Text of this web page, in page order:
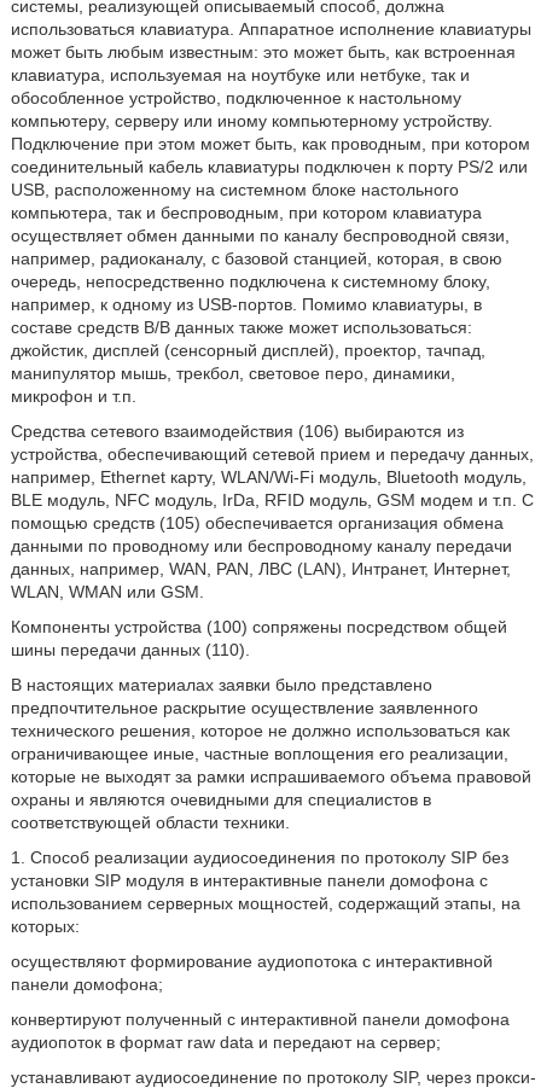
системы, реализующей описываемый способ, должна
использоваться клавиатура. Аппаратное исполнение клавиатуры
может быть любым известным: это может быть, как встроенная
клавиатура, используемая на ноутбуке или нетбуке, так и
обособленное устройство, подключенное к настольному
компьютеру, серверу или иному компьютерному устройству.
Подключение при этом может быть, как проводным, при котором
соединительный кабель клавиатуры подключен к порту PS/2 или
USB, расположенному на системном блоке настольного
компьютера, так и беспроводным, при котором клавиатура
осуществляет обмен данными по каналу беспроводной связи,
например, радиоканалу, с базовой станцией, которая, в свою
очередь, непосредственно подключена к системному блоку,
например, к одному из USB-портов. Помимо клавиатуры, в
составе средств В/В данных также может использоваться:
джойстик, дисплей (сенсорный дисплей), проектор, тачпад,
манипулятор мышь, трекбол, световое перо, динамики,
микрофон и т.п.
Средства сетевого взаимодействия (106) выбираются из
устройства, обеспечивающий сетевой прием и передачу данных,
например, Ethernet карту, WLAN/Wi-Fi модуль, Bluetooth модуль,
BLE модуль, NFC модуль, IrDa, RFID модуль, GSM модем и т.п. С
помощью средств (105) обеспечивается организация обмена
данными по проводному или беспроводному каналу передачи
данных, например, WAN, PAN, ЛВС (LAN), Интранет, Интернет,
WLAN, WMAN или GSM.
Компоненты устройства (100) сопряжены посредством общей
шины передачи данных (110).
В настоящих материалах заявки было представлено
предпочтительное раскрытие осуществление заявленного
технического решения, которое не должно использоваться как
ограничивающее иные, частные воплощения его реализации,
которые не выходят за рамки испрашиваемого объема правовой
охраны и являются очевидными для специалистов в
соответствующей области техники.
1. Способ реализации аудиосоединения по протоколу SIP без
установки SIP модуля в интерактивные панели домофона с
использованием серверных мощностей, содержащий этапы, на
которых:
осуществляют формирование аудиопотока с интерактивной
панели домофона;
конвертируют полученный с интерактивной панели домофона
аудиопоток в формат raw data и передают на сервер;
устанавливают аудиосоединение по протоколу SIP, через прокси-